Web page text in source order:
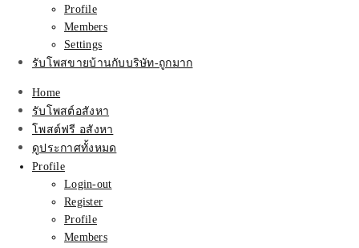
SEOขายบ้าน
Profile
Members
Settings
รับโพสขายบ้านกับบริษัท-ถูกมาก
Home
รับโพสต์อสังหา
โพสต์ฟรี อสังหา
ดูประกาศทั้งหมด
Profile
Login-out
Register
Profile
Members